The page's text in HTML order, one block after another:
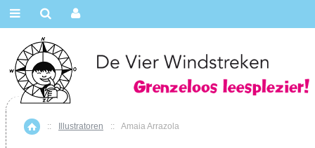
Home
:: Illustratoren :: Amaia Arrazola